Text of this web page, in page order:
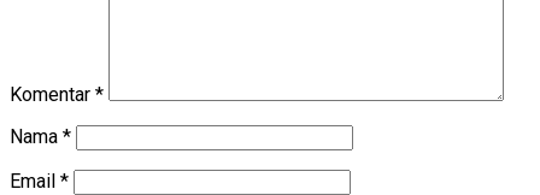
Komentar *
Nama *
Email *